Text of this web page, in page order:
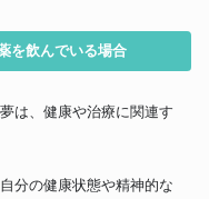
を飲んでいる場合
は、健康や治療に関連す
分の健康状態や精神的な